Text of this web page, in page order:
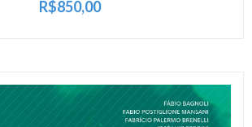
R$850,00